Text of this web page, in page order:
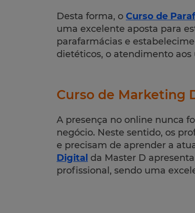
Desta forma, o Curso de
uma excelente aposta para
parafarmácias e
dietéticos, o atendimento
Curso de Marketing
A presença no online nunca
negócio. Neste sentido, os
e precisam de aprender a
Digital da Master D
profissional, sendo uma